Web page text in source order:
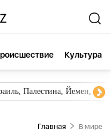
Культура
Палестина, Йемен,
Главная В мире